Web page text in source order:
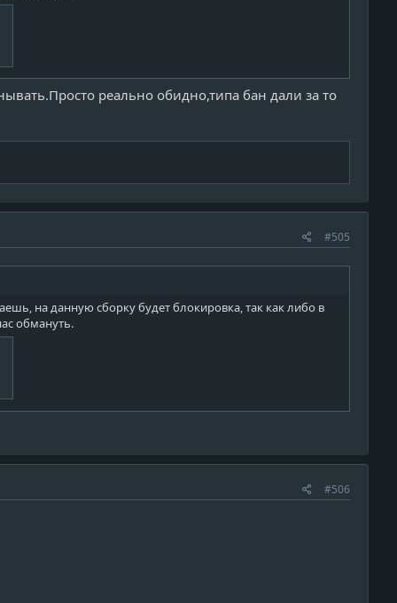
реально обидно,типа бан дали за то
#505
на данную сборку будет блокировка, так как либо в
обмануть.
#506